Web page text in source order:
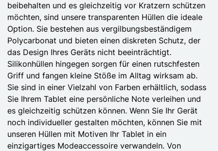
beibehalten und es gleichzeitig vor Kratzern schützen
möchten, sind unsere transparenten Hüllen die ideale
Option. Sie bestehen aus vergilbungsbeständigem
Polycarbonat und bieten einen diskreten Schutz, der
das Design Ihres Geräts nicht beeinträchtigt.
Silikonhüllen hingegen sorgen für einen rutschfesten
Griff und fangen kleine Stöße im Alltag wirksam ab.
Sie sind in einer Vielzahl von Farben erhältlich, sodass
Sie Ihrem Tablet eine persönliche Note verleihen und
es gleichzeitig schützen können. Wenn Sie Ihr Gerät
noch individueller gestalten möchten, können Sie mit
unseren Hüllen mit Motiven Ihr Tablet in ein
einzigartiges Modeaccessoire verwandeln. Von